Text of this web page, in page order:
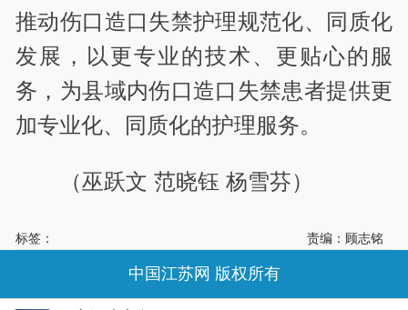
推动伤口造口失禁护理规范化、同质化
发展，以更专业的技术、更贴心的服
务，为县域内伤口造口失禁患者提供更
加专业化、同质化的护理服务。
（巫跃文 范晓钰 杨雪芬）
标签： 责编：顾志铭
中国江苏网 版权所有